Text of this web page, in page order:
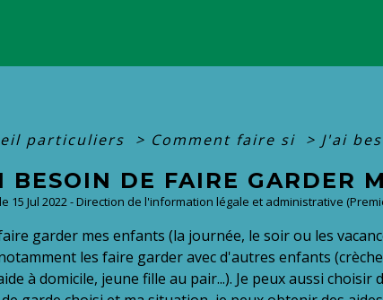
particuliers > Comment faire si > J'ai
BESOIN DE FAIRE GARDER
15 Jul 2022 - Direction de l'information légale et administrative
garder mes enfants (la journée, le soir ou les
les faire garder avec d'autres enfants
à domicile, jeune fille au pair...). Je peux aussi